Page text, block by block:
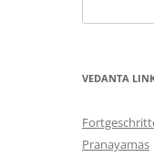
nach:
VEDANTA
Pranayamas